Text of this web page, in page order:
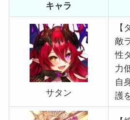
キャラ
サタン
【
敵
性
力
自
護